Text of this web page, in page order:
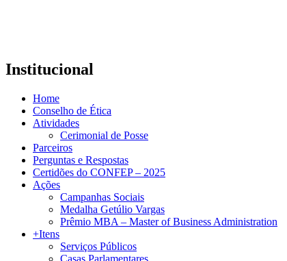
Institucional
Home
Conselho de Ética
Atividades
Cerimonial de Posse
Parceiros
Perguntas e Respostas
Certidões do CONFEP – 2025
Ações
Campanhas Sociais
Medalha Getúlio Vargas
Prêmio MBA – Master of Business Administration
+Itens
Serviços Públicos
Casas Parlamentares